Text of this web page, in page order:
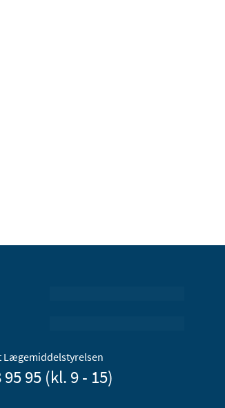
Lægemiddelstyrelsen
95 95 (kl. 9 - 15)